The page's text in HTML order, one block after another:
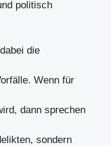
politisch
die
Wenn für
dann sprechen
sondern